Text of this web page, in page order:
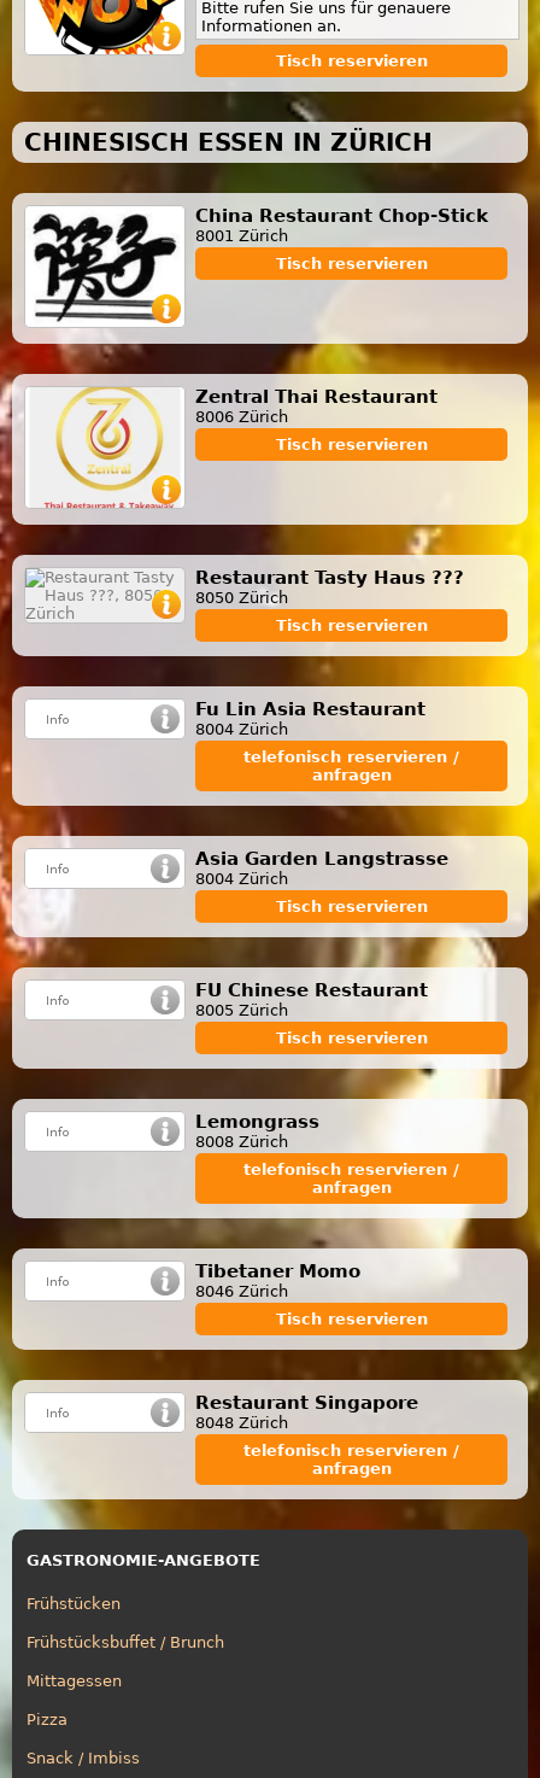
Bitte rufen Sie uns für genauere
Informationen an.
Tisch reservieren
CHINESISCH ESSEN IN ZÜRICH
China Restaurant Chop-Stick
8001 Zürich
Tisch reservieren
Zentral Thai Restaurant
8006 Zürich
Tisch reservieren
Restaurant Tasty Haus ???
8050 Zürich
Tisch reservieren
Fu Lin Asia Restaurant
8004 Zürich
telefonisch reservieren /
anfragen
Asia Garden Langstrasse
8004 Zürich
Tisch reservieren
FU Chinese Restaurant
8005 Zürich
Tisch reservieren
Lemongrass
8008 Zürich
telefonisch reservieren /
anfragen
Tibetaner Momo
8046 Zürich
Tisch reservieren
Restaurant Singapore
8048 Zürich
telefonisch reservieren /
anfragen
GASTRONOMIE-ANGEBOTE
Frühstücken
Frühstücksbuffet / Brunch
Mittagessen
Pizza
Snack / Imbiss